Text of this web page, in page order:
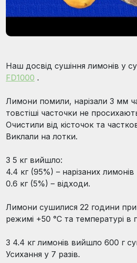
Наш досвід сушіння лимонів у
FD1000 .
Лимони помили, нарізали 3 мм
товстіші часточки не
Очистили від кісточок та
Виклали на лотки.
З 5 кг вийшло:
4.4 кг (95%) – нарізаних лимонів
0.6 кг (5%) – відходи.
Лимони сушилися 22 години
режимі +50 °C та температурі в
З 4.4 кг лимонів вийшло 600 г
Усихання у 7 разів.